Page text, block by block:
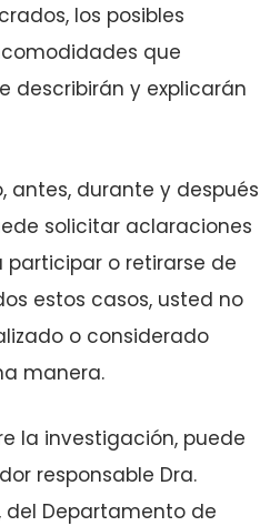
los posibles
que
describirán y explicarán
antes, durante y después
solicitar aclaraciones
participar o retirarse de
estos casos, usted no
o considerado
manera.
la investigación, puede
responsable Dra.
del Departamento de